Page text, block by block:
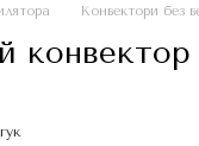
Конвектори без